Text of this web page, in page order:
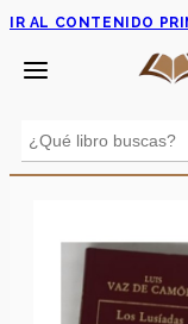
IR AL CONTENIDO